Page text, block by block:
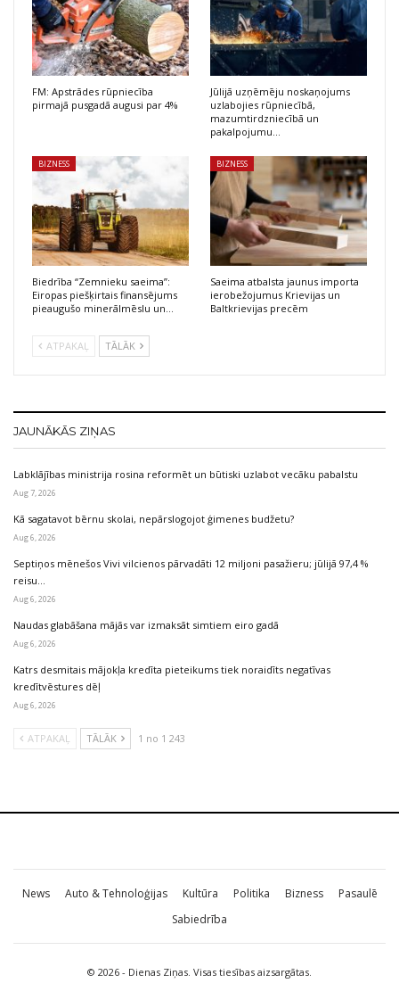
FM: Apstrādes rūpniecība
pirmajā pusgadā augusi par 4%
Jūlijā uzņēmēju noskaņojums
uzlabojies rūpniecībā,
mazumtirdzniecībā un
pakalpojumu…
BIZNESS
Biedrība “Zemnieku saeima”:
Eiropas piešķirtais finansējums
pieaugušo minerālmēslu un…
BIZNESS
Saeima atbalsta jaunus importa
ierobežojumus Krievijas un
Baltkrievijas precēm
ATPAKAĻ TĀLĀK
JAUNĀKĀS ZIŅAS
Labklājības ministrija rosina reformēt un būtiski uzlabot vecāku pabalstu
Aug 7, 2026
Kā sagatavot bērnu skolai, nepārslogojot ģimenes budžetu?
Aug 6, 2026
Septiņos mēnešos Vivi vilcienos pārvadāti 12 miljoni pasažieru; jūlijā 97,4 %
reisu…
Aug 6, 2026
Naudas glabāšana mājās var izmaksāt simtiem eiro gadā
Aug 6, 2026
Katrs desmitais mājokļa kredīta pieteikums tiek noraidīts negatīvas
kredītvēstures dēļ
Aug 6, 2026
ATPAKAĻ TĀLĀK 1 no 1 243
News Auto & Tehnoloģijas Kultūra Politika Bizness
Pasaulē
Sabiedrība
© 2026 - Dienas Ziņas. Visas tiesības aizsargātas.